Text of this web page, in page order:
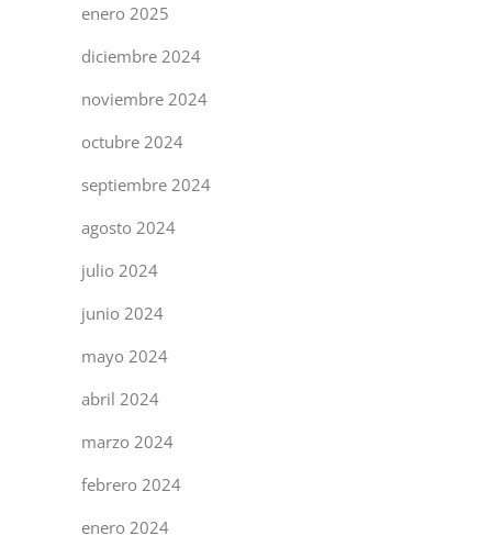
enero 2025
diciembre 2024
noviembre 2024
octubre 2024
septiembre 2024
agosto 2024
julio 2024
junio 2024
mayo 2024
abril 2024
marzo 2024
febrero 2024
enero 2024